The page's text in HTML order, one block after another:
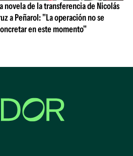
novela de la transferencia de Nicolás
a Peñarol: "La operación no se
en este momento"